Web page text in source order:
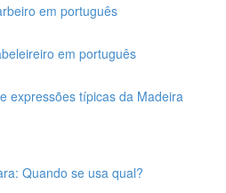
em português
em português
expressões típicas da Madeira
Quando se usa qual?